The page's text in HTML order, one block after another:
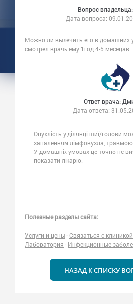
Вопрос
Дата вопроса:
Можно ли вылечить его в домашних
смотрел врачь ему 1год 4-5 месецав
Ответ врача:
Дата ответа:
Опухлість у ділянці шиї/голови
запаленням лімфовузла,
У домашніх умовах це точно не
показати лікарю.
Полезные разделы сайта:
Услуги и цены · Связаться с клиникой
Лаборатория · Инфекционные
НАЗАД К СПИСКУ